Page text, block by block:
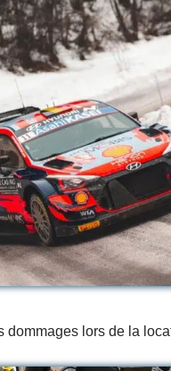
dommages lors de la